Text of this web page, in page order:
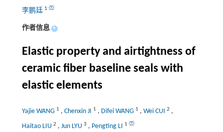
李鹏廷 1
作者信息 +
Elastic property and airtightness of
ceramic fiber baseline seals with
elastic elements
Yajie WANG 1 , Chenxin JI 1 , Difei WANG 1 , Wei CUI 2 ,
Haitao LIU 2 , Jun LYU 3 , Pengting LI 1